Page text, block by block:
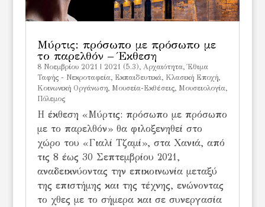
Μύρτις: πρόσωπο με πρόσωπο με
το παρελθόν – Έκθεση
8 Νοεμβρίου 2021 2021 (5.3), Αρχαιότητα,Έθιμα
Ταφής - Νεκροταφεία, Εκπαιδευτικά, Κλασική Εποχή,
Κοινωνική Οργάνωση, Μουσεία-Εκθέσεις, Μουσειολογία,
Πόλεμος
Η έκθεση «Μύρτις: πρόσωπο με πρόσωπο
με το παρελθόν» θα φιλοξενηθεί στο
χώρο του «Γιαλί Τζαμί», στα Χανιά, από
τις 8 έως 30 Σεπτεμβρίου 2021,
αναδεικνύοντας την επικοινωνία μεταξύ
της επιστήμης και της τέχνης, ενώνοντας
το χθες με το σήμερα και σε συνεργασία